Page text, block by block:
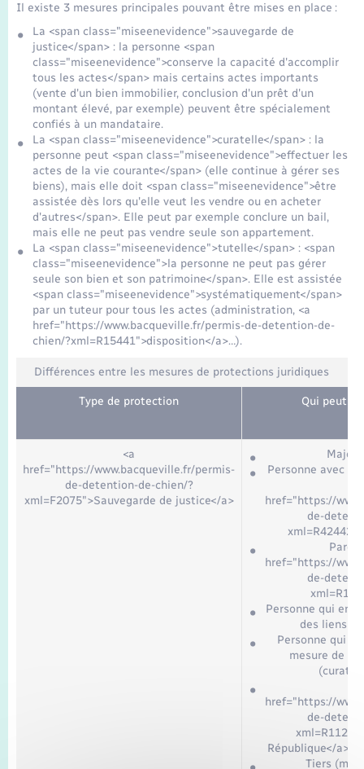
Il existe 3 mesures principales pouvant être mises en place :
La <span class="miseenevidence">sauvegarde de
justice</span> : la personne <span
class="miseenevidence">conserve la capacité d'accomplir
tous les actes</span> mais certains actes importants
(vente d'un bien immobilier, conclusion d'un prêt d'un
montant élevé, par exemple) peuvent être spécialement
confiés à un mandataire.
La <span class="miseenevidence">curatelle</span> : la
personne peut <span class="miseenevidence">effectuer les
actes de la vie courante</span> (elle continue à gérer ses
biens), mais elle doit <span class="miseenevidence">être
assistée dès lors qu'elle veut les vendre ou en acheter
d'autres</span>. Elle peut par exemple conclure un bail,
mais elle ne peut pas vendre seule son appartement.
La <span class="miseenevidence">tutelle</span> : <span
class="miseenevidence">la personne ne peut pas gérer
seule son bien et son patrimoine</span>. Elle est assistée
<span class="miseenevidence">systématiquement</span>
par un tuteur pour tous les actes (administration, <a
href="https://www.bacqueville.fr/permis-de-detention-de-
chien/?xml=R15441">disposition</a>…).
Différences entre les mesures de protections juridiques
Type de protection Qui peut la
<a
href="https://www.bacqueville.fr/permis-
de-detention-de-chien/?
xml=F2075">Sauvegarde de justice</a>
Personne avec
href="https://
de-
href="https://
de-
Personne qui
des liens
Personne qui
mesure de
href="https://
de-
République</a>,
Tiers